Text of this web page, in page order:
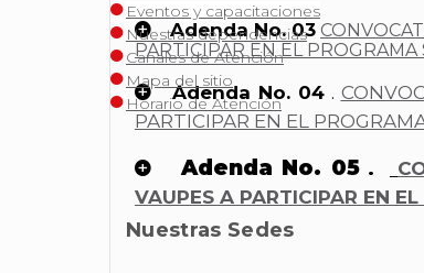
Adenda No. 03
PARTICIPAR EN EL
Adenda No. 04.
PARTICIPAR EN EL
Adenda No. 05 .
VAUPES A PARTICIPAR EN
Eventos y capacitaciones
Nuestras dependencias
Canales de Atención
Mapa del sitio
Horario de Atención
Nuestras Sedes